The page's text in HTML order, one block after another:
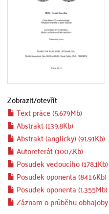
Zobrazit/otevřít
Text práce (5.679Mb)
Abstrakt (139.8Kb)
Abstrakt (anglicky) (91.91Kb)
Autoreferát (1007.Kb)
Posudek vedoucího (178.1Kb)
Posudek oponenta (841.6Kb)
Posudek oponenta (1.355Mb)
Záznam o průběhu obhajoby